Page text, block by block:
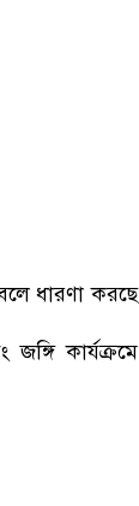
ধারণা করছে
কার্যক্রমে